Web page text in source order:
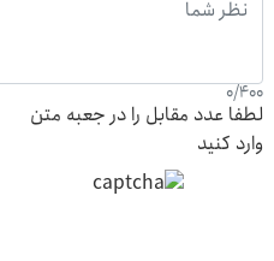
0/400
لطفا عدد مقابل را در جعبه متن
وارد کنید